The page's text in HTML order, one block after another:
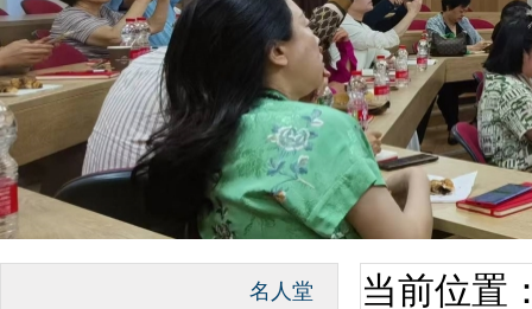
名人堂 当前位置